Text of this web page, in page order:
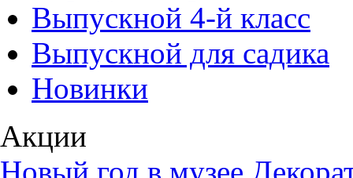
Выпускной 4-й класс
Выпускной для садика
Новинки
Акции